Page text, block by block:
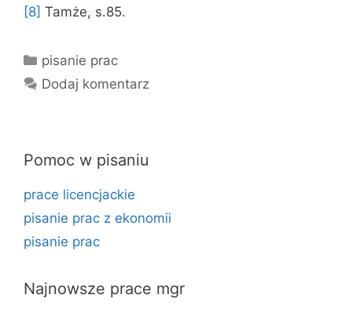
[8] Tamże, s.85.
Kategorie
pisanie prac
Dodaj komentarz
Pomoc w pisaniu
prace licencjackie
pisanie prac z ekonomii
pisanie prac
Najnowsze prace mgr